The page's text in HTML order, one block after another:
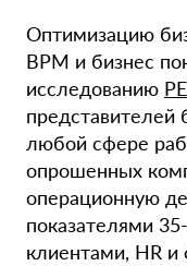
Оптимизацию
BPM и бизнес
исследованию
представителей
любой сфере
опрошенных
операционную
показателями
клиентами, HR и